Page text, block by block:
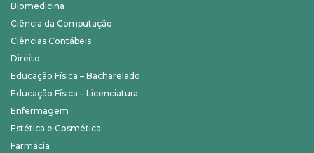
Biomedicina
Ciência da Computação
Ciências Contábeis
Direito
Educação Física – Bacharelado
Educação Física – Licenciatura
Enfermagem
Estética e Cosmética
Farmácia